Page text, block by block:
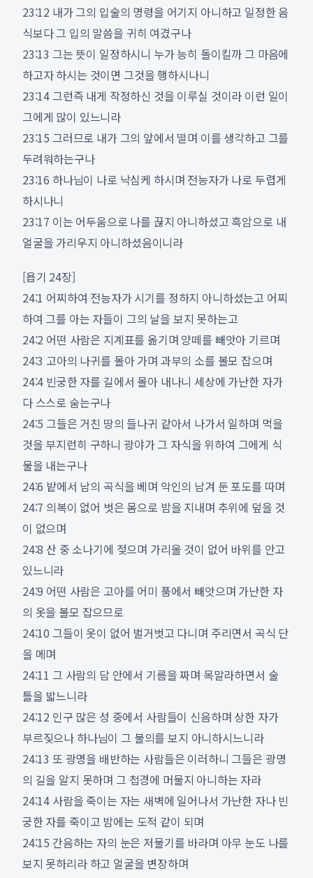
23:12 내가 그의 입술의 명령을 어기지 아니하고 일정한 음
식보다 그 입의 말씀을 귀히 여겼구나
23:13 그는 뜻이 일정하시니 누가 능히 돌이킬까 그 마음에
하고자 하시는 것이면 그것을 행하시나니
23:14 그런즉 내게 작정하신 것을 이루실 것이라 이런 일이
그에게 많이 있느니라
23:15 그러므로 내가 그의 앞에서 떨며 이를 생각하고 그를
두려워하는구나
23:16 하나님이 나로 낙심케 하시며 전능자가 나로 두렵게
하시나니
23:17 이는 어두움으로 나를 끊지 아니하셨고 흑암으로 내
얼굴을 가리우지 아니하셨음이니라
[욥기 24장]
24:1 어찌하여 전능자가 시기를 정하지 아니하셨는고 어찌
하여 그를 아는 자들이 그의 날을 보지 못하는고
24:2 어떤 사람은 지계표를 옮기며 양떼를 빼앗아 기르며
24:3 고아의 나귀를 몰아 가며 과부의 소를 볼모 잡으며
24:4 빈궁한 자를 길에서 몰아 내나니 세상에 가난한 자가
다 스스로 숨는구나
24:5 그들은 거친 땅의 들나귀 같아서 나가서 일하며 먹을
것을 부지런히 구하니 광야가 그 자식을 위하여 그에게 식
물을 내는구나
24:6 밭에서 남의 곡식을 베며 악인의 남겨 둔 포도를 따며
24:7 의복이 없어 벗은 몸으로 밤을 지내며 추위에 덮을 것
이 없으며
24:8 산 중 소나기에 젖으며 가리울 것이 없어 바위를 안고
있느니라
24:9 어떤 사람은 고아를 어미 품에서 빼앗으며 가난한 자
의 옷을 볼모 잡으므로
24:10 그들이 옷이 없어 벌거벗고 다니며 주리면서 곡식 단
을 메며
24:11 그 사람의 담 안에서 기름을 짜며 목말라하면서 술
틀을 밟느니라
24:12 인구 많은 성 중에서 사람들이 신음하며 상한 자가
부르짖으나 하나님이 그 불의를 보지 아니하시느니라
24:13 또 광명을 배반하는 사람들은 이러하니 그들은 광명
의 길을 알지 못하며 그 첩경에 머물지 아니하는 자라
24:14 사람을 죽이는 자는 새벽에 일어나서 가난한 자나 빈
궁한 자를 죽이고 밤에는 도적 같이 되며
24:15 간음하는 자의 눈은 저물기를 바라며 아무 눈도 나를
보지 못하리라 하고 얼굴을 변장하며